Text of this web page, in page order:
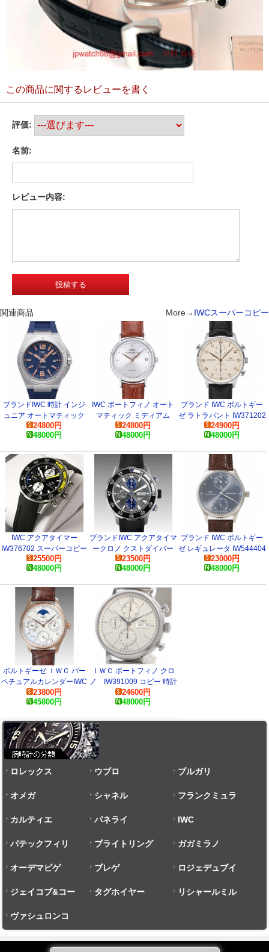
この商品に関するレビューを書く
評価:
名前:
レビュー内容:
関連商品 More→ IWCスーパーコピー
ブランドIWC 時計 インジ
ュニア オートマティック
ブランド IW323603 スーパ
ーコピー 腕時計
24800円
48000円
IWC ポートフィノ オート
マティック ミディアム
IW356404 スーパーコピー
24800円
48000円
ブランド IWC ポルトギー
ゼ ラトラパント IW371202
_IWC _ IWC スーパーコピ
ー 時計
24900円
48000円
IWC アクアタイマー
IW376702 スーパーコピー
時計
25500円
48000円
ブランドIWC アクアタイマ
ークロノ クストダイバー
IW376706 スーパーコピー
時計
23500円
48000円
ブランド IWC ポルトギー
ゼ レギュレータ IW544404
スーパーコピー 時計
23000円
48000円
ポルトギーゼ ＩＷＣ パー
ペチュアルカレンダーIWC
IW502306 時計
23800円
45800円
ＩＷＣ ポートフィノ クロ
ノ IW391009 コピー 時計
24600円
48000円
ロレックス ウブロ ブルガリ
オメガ シャネル フランクミュラ
ー
カルティエ パネライ IWC
パテックフィリ
ップ
ブライトリング ガガミラノ
オーデマピゲ ブレゲ ロジェデュブイ
ジェイコブ&コー タグホイヤー リシャールミル
ヴァシュロンコ
ンスタンタン